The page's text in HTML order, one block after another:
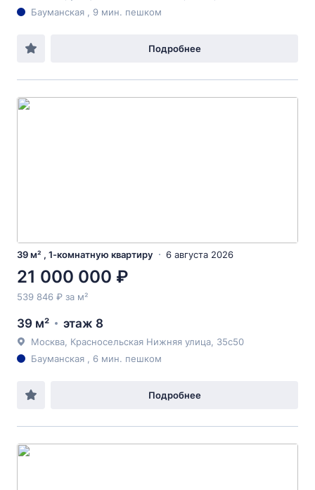
Бауманская , 9 мин. пешком
Подробнее
39 м² , 1-комнатную квартиру 6 августа 2026
21 000 000 ₽
539 846 ₽ за м²
39 м² этаж 8
Москва, Красносельская Нижняя улица, 35с50
Бауманская , 6 мин. пешком
Подробнее